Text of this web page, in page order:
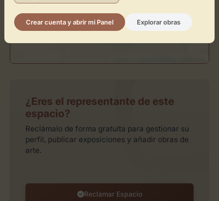
¿Eres el representante de este
espacio?
Reclámalo de forma gratuita para gestionar su
perfil, publicar exposiciones y añadir obras de
arte.
Reclamar Espacio
Crear cuenta y abrir mi Panel Explorar obras